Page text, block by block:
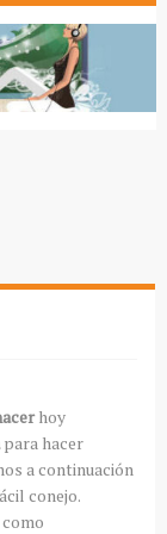
hoy
para hacer
a continuación
conejo.